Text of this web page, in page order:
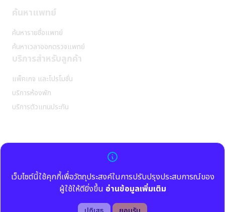
ค้นหาแพทย์
ค้นหารายชื่อแพทย์
ค้นหาเวลาออกตรวจแพทย์
บริการสำหรับลูกค้า
แพ็คเกจ และโปรโมชั่น
บริการห้องพัก
บริการตัวแทนประกัน
นโยบายการใช้บริการ
นโยบายความเป็นส่วนตัว (Privacy Policy)
นโยบายความเป็นส่วนตัว (สำหรับลูกค้า)
นโยบายความเป็นส่วนตัว (สำหรับคู่ค้าและคู่สัญญา)
หน้าแรก
เกี่ยวกับเรา
วิสัยทัศน์ และพันธกิจ
แพ็คเกจและโปรโมชั่น
บริการห้องพัก และสิ่งอำนวยความสะดวก
แพทย์ของเรา
ค้นหาแพทย์
ค้นหาเวลาออกตรวจแพทย์
ติดต่อเรา
039-605-666
( หลัก )
039-327-530-4
เว็บไซต์นี้ใช้คุกกี้เพื่อวัตถุประสงค์ในการปรับปรุงประสบการณ์ของ
ผู้ใช้ให้ดียิ่งขึ้น อ่านข้อมูลเพิ่มเติม